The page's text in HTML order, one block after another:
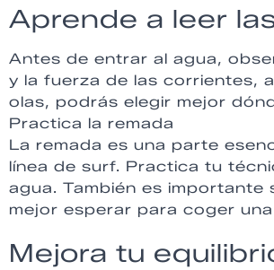
Aprende a leer
Antes de entrar al agua,
y la fuerza de las corrientes,
olas, podrás elegir mejor
Practica la remada
La remada es una parte
línea de surf. Practica tu
agua. También es
mejor esperar para coger una
Mejora tu